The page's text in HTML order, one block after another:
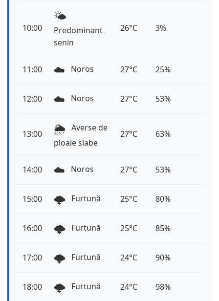
10:00
🌤️
Predominant
senin
26°C 3%
11:00 ☁️ Noros 27°C 25%
12:00 ☁️ Noros 27°C 53%
13:00 🌦️ Averse de
ploaie slabe
27°C 63%
14:00 ☁️ Noros 27°C 53%
15:00 🌩️ Furtună 25°C 80%
16:00 🌩️ Furtună 25°C 85%
17:00 🌩️ Furtună 24°C 90%
18:00 🌩️ Furtună 24°C 98%